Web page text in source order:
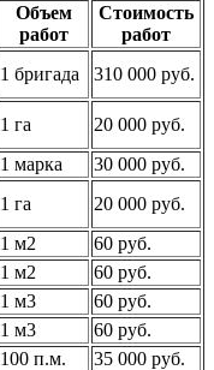
Объем
работ
Стоимость
работ
1 бригада
310 000 руб.
1 га
20 000 руб.
1 марка
30 000 руб.
1 га
20 000 руб.
1 м2
60 руб.
1 м2
60 руб.
1 м3
60 руб.
1 м3
60 руб.
100 п.м.
35 000 руб.